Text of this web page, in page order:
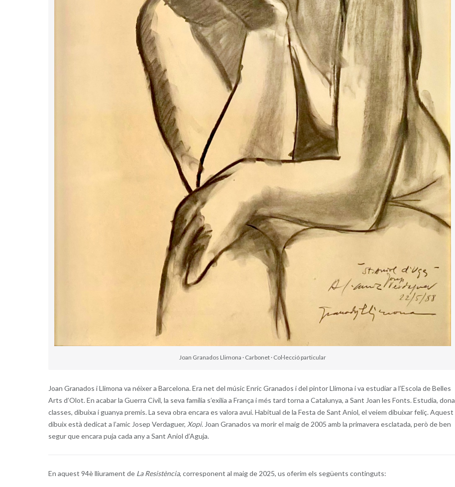
Joan Granados Llimona · Carbonet · Col·lecció particular
Joan Granados i Llimona va néixer a Barcelona. Era net del músic Enric Granados i del pintor Llimona i va estudiar a l’Escola de Belles
Arts d’Olot. En acabar la Guerra Civil, la seva família s’exilia a França i més tard torna a Catalunya, a Sant Joan les Fonts. Estudia, dona
classes, dibuixa i guanya premis. La seva obra encara es valora avui. Habitual de la Festa de Sant Aniol, el veiem dibuixar feliç. Aquest
dibuix està dedicat a l’amic Josep Verdaguer, Xopi. Joan Granados va morir el maig de 2005 amb la primavera esclatada, però de ben
segur que encara puja cada any a Sant Aniol d’Aguja.
En aquest 94è lliurament de La Resistència, corresponent al maig de 2025, us oferim els següents continguts: